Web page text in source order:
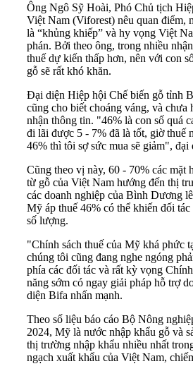
Ông Ngô Sỹ Hoài, Phó Chủ tịch
Việt Nam (Viforest) nêu quan điểm,
là “khủng khiếp” và hy vọng Việt
phán. Bởi theo ông, trong nhiều
thuế dự kiến thấp hơn, nên với con
gỗ sẽ rất khó khăn.
Đại diện Hiệp hội Chế biến gỗ tỉnh
cũng cho biết choáng váng, và chưa
nhận thông tin. "46% là con số quá
đi lãi được 5 - 7% đã là tốt, giờ thuế
46% thì tôi sợ sức mua sẽ giảm",
Cũng theo vị này, 60 - 70% các mặt
từ gỗ của Việt Nam hướng đến thị
các doanh nghiệp của Bình Dương
Mỹ áp thuế 46% có thể khiến đối
số lượng.
"Chính sách thuế của Mỹ khá phức
chúng tôi cũng đang nghe ngóng
phía các đối tác và rất kỳ vọng
năng sớm có ngay giải pháp hỗ trợ
diện Bifa nhấn mạnh.
Theo số liệu báo cáo Bộ Nông
2024, Mỹ là nước nhập khẩu gỗ và
thị trường nhập khẩu nhiều nhất
ngạch xuất khẩu của Việt Nam,